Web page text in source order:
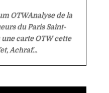
OTWAnalyse de la
du Paris Saint-
carte OTW cette
Achraf...